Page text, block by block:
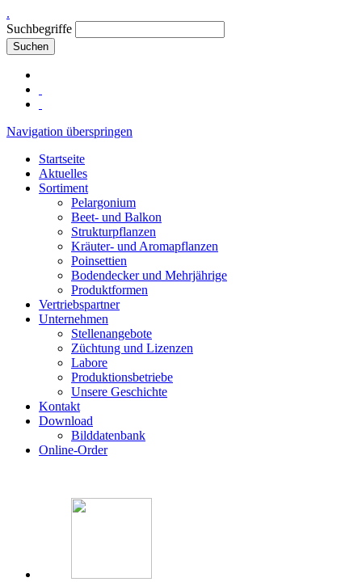
.
Suchbegriffe
Suchen
Navigation überspringen
Startseite
Aktuelles
Sortiment
Pelargonium
Beet- und Balkon
Strukturpflanzen
Kräuter- und Aromapflanzen
Poinsettien
Bodendecker und Mehrjährige
Produktformen
Vertriebspartner
Unternehmen
Stellenangebote
Züchtung und Lizenzen
Labore
Produktionsbetriebe
Unsere Geschichte
Kontakt
Download
Bilddatenbank
Online-Order